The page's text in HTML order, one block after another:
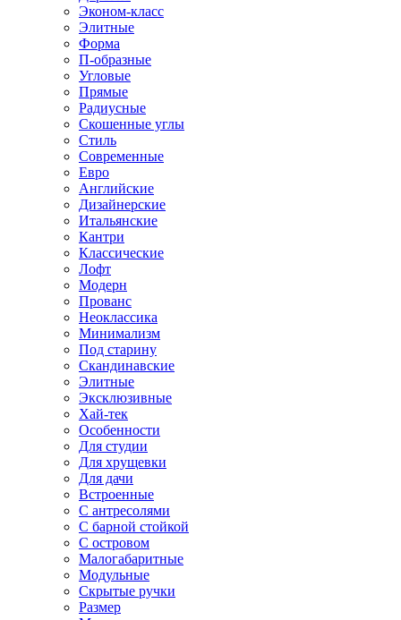
Эконом-класс
Элитные
Форма
П-образные
Угловые
Прямые
Радиусные
Скошенные углы
Стиль
Современные
Евро
Английские
Дизайнерские
Итальянские
Кантри
Классические
Лофт
Модерн
Прованс
Неоклассика
Минимализм
Под старину
Скандинавские
Элитные
Эксклюзивные
Хай-тек
Особенности
Для студии
Для хрущевки
Для дачи
Встроенные
С антресолями
С барной стойкой
С островом
Малогабаритные
Модульные
Скрытые ручки
Размер